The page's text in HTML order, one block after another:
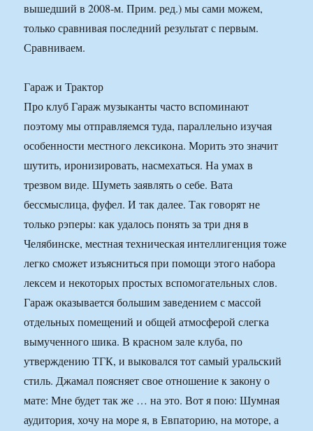
вышедший в 2008-м. Прим. ред.) мы сами можем,
только сравнивая последний результат с первым.
Сравниваем.
Гараж и Трактор
Про клуб Гараж музыканты часто вспоминают
поэтому мы отправляемся туда, параллельно изучая
особенности местного лексикона. Морить это значит
шутить, иронизировать, насмехаться. На умах в
трезвом виде. Шуметь заявлять о себе. Вата
бессмыслица, фуфел. И так далее. Так говорят не
только рэперы: как удалось понять за три дня в
Челябинске, местная техническая интеллигенция тоже
легко сможет изъясниться при помощи этого набора
лексем и некоторых простых вспомогательных слов.
Гараж оказывается большим заведением с массой
отдельных помещений и общей атмосферой слегка
вымученного шика. В красном зале клуба, по
утверждению ТГК, и выковался тот самый уральский
стиль. Джамал поясняет свое отношение к закону о
мате: Мне будет так же … на это. Вот я пою: Шумная
аудитория, хочу на море я, в Евпаторию, на моторе, а